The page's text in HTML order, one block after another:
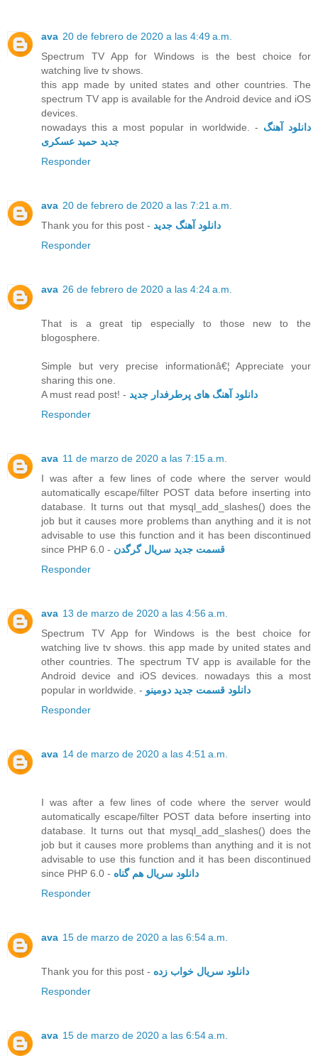
ava 20 de febrero de 2020 a las 4:49 a.m.
Spectrum TV App for Windows is the best choice for
watching live tv shows.
this app made by united states and other countries. The
spectrum TV app is available for the Android device and iOS
devices.
nowadays this a most popular in worldwide. - دانلود آهنگ
جدید حمید عسکری
Responder
ava 20 de febrero de 2020 a las 7:21 a.m.
Thank you for this post - دانلود آهنگ جدید
Responder
ava 26 de febrero de 2020 a las 4:24 a.m.
That is a great tip especially to those new to the
blogosphere.
Simple but very precise informationâ€¦ Appreciate your
sharing this one.
A must read post! - دانلود آهنگ های پرطرفدار جدید
Responder
ava 11 de marzo de 2020 a las 7:15 a.m.
I was after a few lines of code where the server would
automatically escape/filter POST data before inserting into
database. It turns out that mysql_add_slashes() does the
job but it causes more problems than anything and it is not
advisable to use this function and it has been discontinued
since PHP 6.0 - قسمت جدید سریال گرگدن
Responder
ava 13 de marzo de 2020 a las 4:56 a.m.
Spectrum TV App for Windows is the best choice for
watching live tv shows. this app made by united states and
other countries. The spectrum TV app is available for the
Android device and iOS devices. nowadays this a most
popular in worldwide. - دانلود قسمت جدید دومینو
Responder
ava 14 de marzo de 2020 a las 4:51 a.m.
I was after a few lines of code where the server would
automatically escape/filter POST data before inserting into
database. It turns out that mysql_add_slashes() does the
job but it causes more problems than anything and it is not
advisable to use this function and it has been discontinued
since PHP 6.0 - دانلود سریال هم گناه
Responder
ava 15 de marzo de 2020 a las 6:54 a.m.
Thank you for this post - دانلود سریال خواب زده
Responder
ava 15 de marzo de 2020 a las 6:54 a.m.